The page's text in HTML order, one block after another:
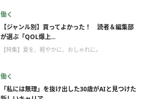
働く
【ジャンル別】買ってよかった！ 読者＆編集部
が選ぶ「QOL爆上...
【特集】夏を、軽やかに、おしゃれに。
働く
「私には無理」を抜け出した30歳がAIと見つけた